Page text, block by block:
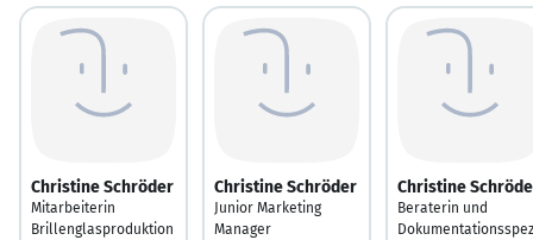
Christine Schröder
Mitarbeiterin
Brillenglasproduktion
Christine Schröder
Junior Marketing
Manager
Christine
Beraterin und